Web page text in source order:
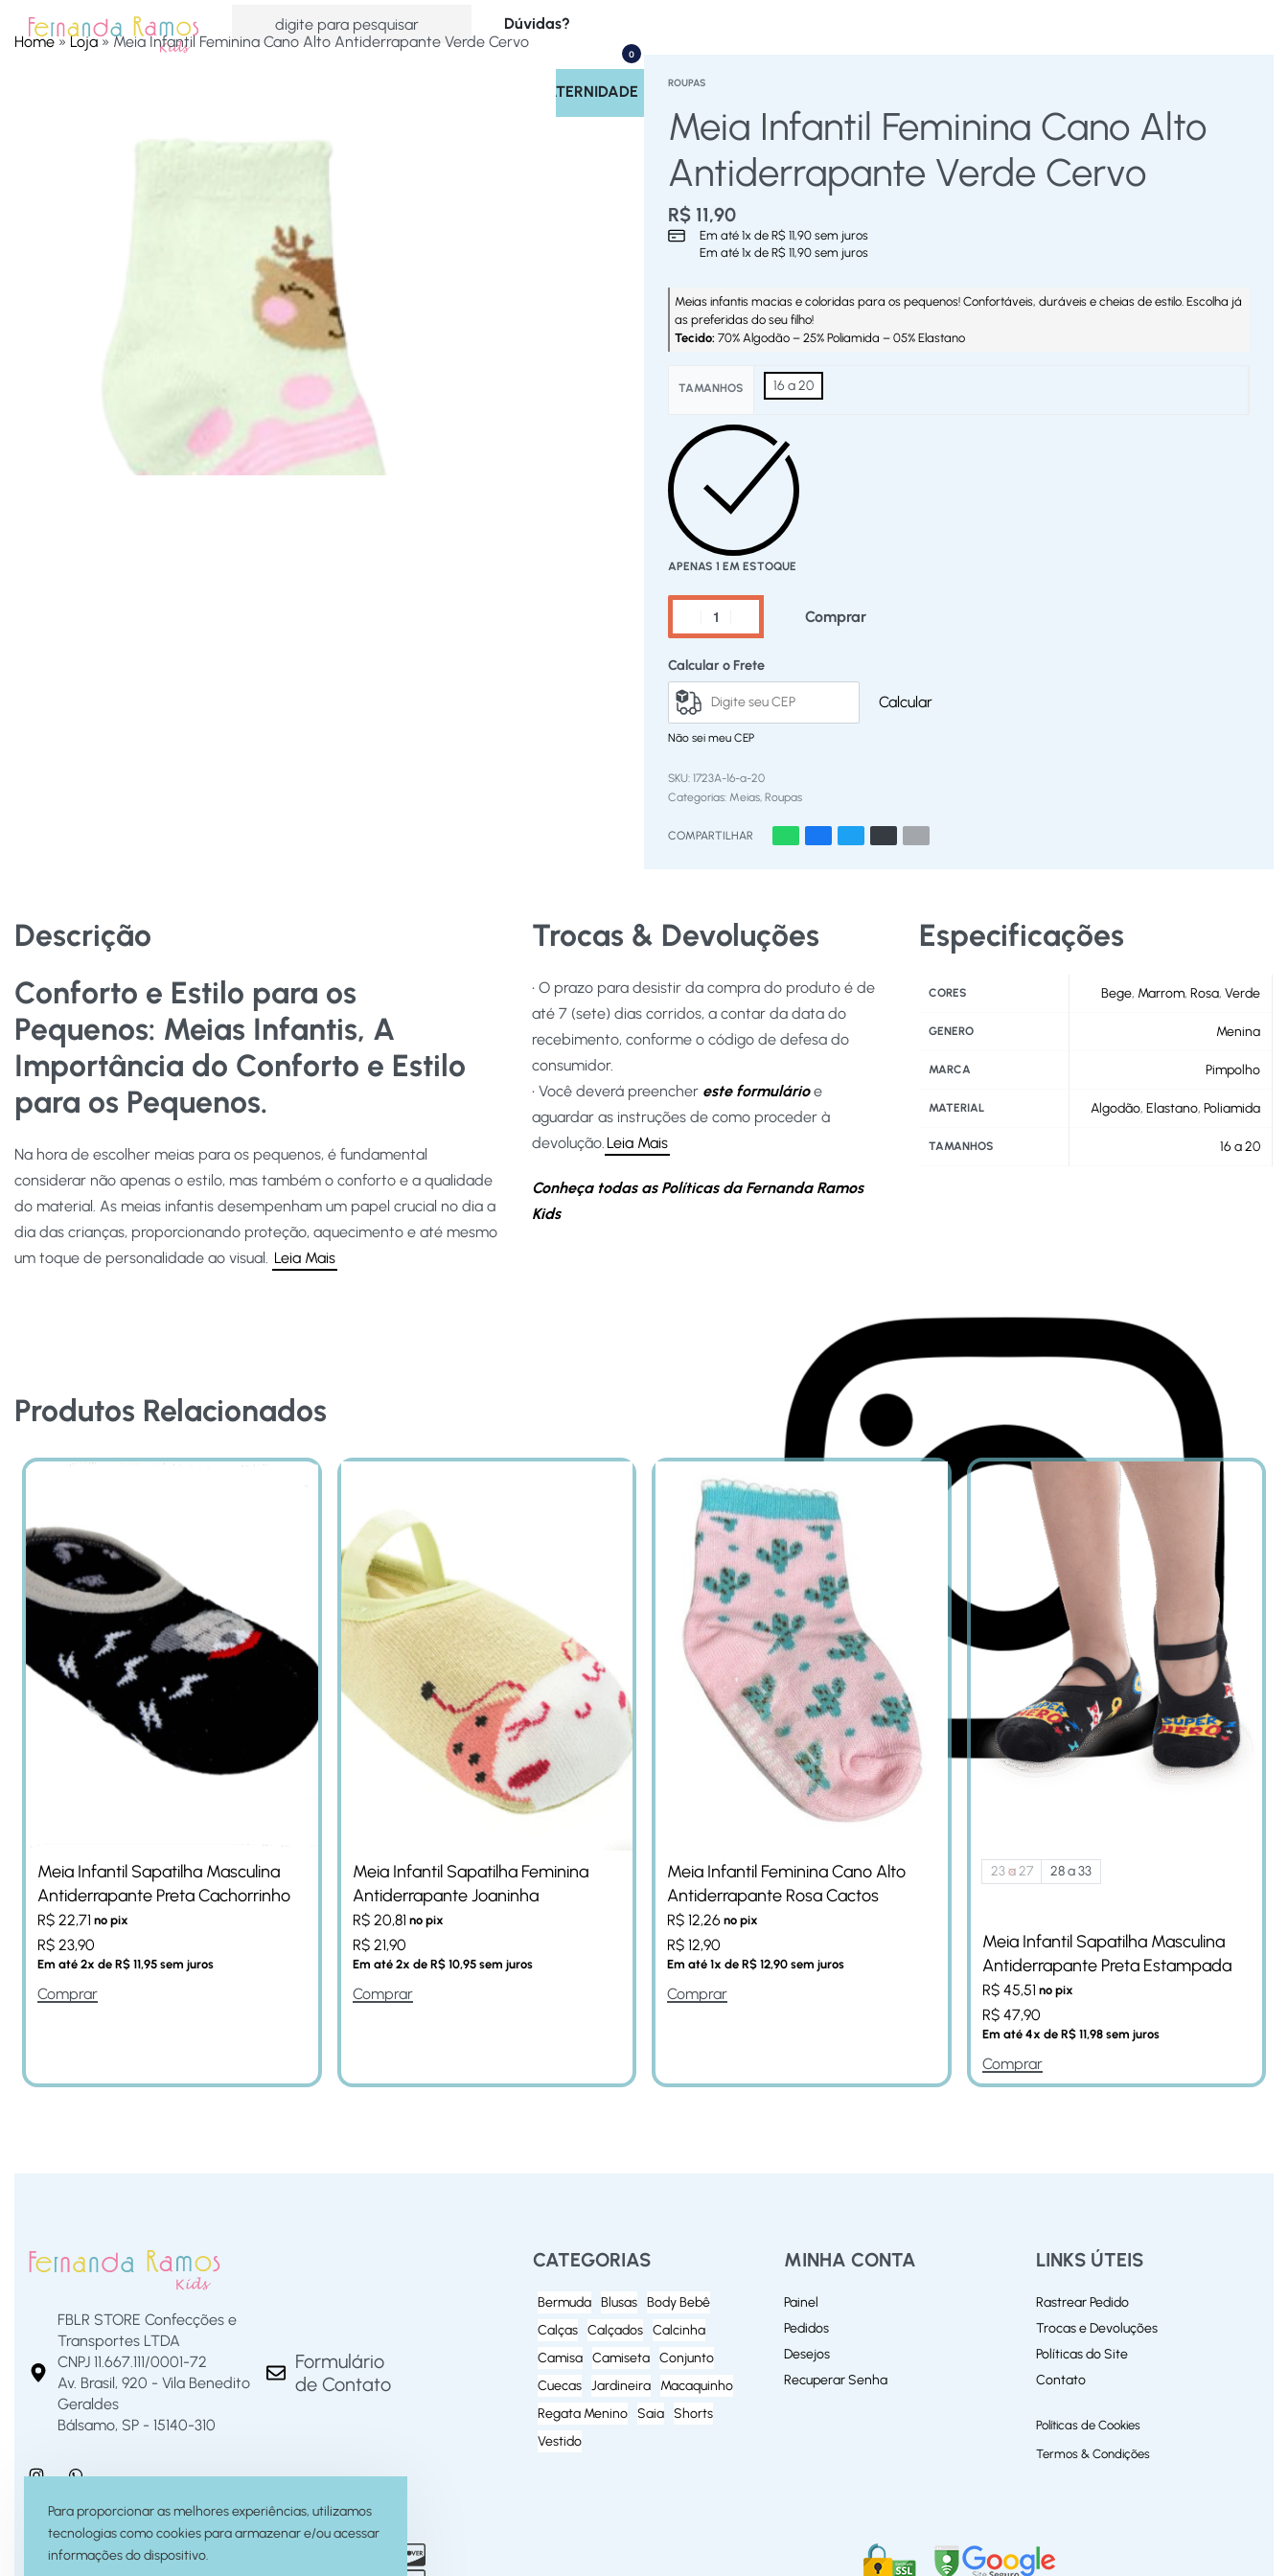
Dúvidas?
(17) 99713-4221
0
SAÍDA MATERNIDADE
Home»Loja»Meia Infantil Feminina Cano Alto Antiderrapante Verde Cervo
ROUPAS
Meia Infantil Feminina Cano Alto
Antiderrapante Verde Cervo
R$ 11,90
Em até 1x de R$ 11,90 sem juros
Em até 1x de R$ 11,90 sem juros
Meias infantis macias e coloridas para os pequenos! Confortáveis, duráveis e cheias de estilo. Escolha já
as preferidas do seu filho!
Tecido: 70% Algodão – 25% Poliamida – 05% Elastano
TAMANHOS 16 a 20
APENAS 1 EM ESTOQUE
Comprar
Calcular o Frete
Calcular
Não sei meu CEP
1723A-16-a-20
Categorias: Meias, Roupas
COMPARTILHAR
Descrição
Conforto e Estilo para os
Pequenos: Meias Infantis, A
Importância do Conforto e Estilo
para os Pequenos.
Na hora de escolher meias para os pequenos, é fundamental
considerar não apenas o estilo, mas também o conforto e a qualidade
do material. As meias infantis desempenham um papel crucial no dia a
dia das crianças, proporcionando proteção, aquecimento e até mesmo
um toque de personalidade ao visual. Leia Mais
Trocas & Devoluções
• O prazo para desistir da compra do produto é de
até 7 (sete) dias corridos, a contar da data do
recebimento, conforme o código de defesa do
consumidor.
• Você deverá preencher este formulárioe
aguardar as instruções de como proceder à
devolução. Leia Mais
Conheça todas as Políticas da Fernanda Ramos
Kids
Especificações
CORES Bege, Marrom,Rosa,Verde
GENERO Menina
MARCA Pimpolho
MATERIAL Algodão,Elastano,Poliamida
TAMANHOS 16 a 20
Produtos Relacionados
Meia Infantil Sapatilha Masculina
Antiderrapante Preta Cachorrinho
R$ 22,71 no pix
R$ 23,90
Em até 2x de R$ 11,95 sem juros
Comprar
Meia Infantil Sapatilha Feminina
Antiderrapante Joaninha
R$20,81 no pix
R$21,90
Em até 2x de R$10,95sem juros
Comprar
Meia Infantil Feminina Cano Alto
Antiderrapante Rosa Cactos
R$ 12,26 no pix
R$ 12,90
Em até 1x de R$ 12,90 sem juros
Comprar
23 a 27 28 a 33
Meia Infantil Sapatilha Masculina
Antiderrapante Preta Estampada
R$45,51 no pix
R$47,90
Em até 4x de R$11,98sem juros
Comprar
FBLR STORE Confecções e
Transportes LTDA
CNPJ 11.667.111/0001-72
Av. Brasil, 920 - Vila Benedito
Geraldes
Bálsamo, SP - 15140-310
Formulário
de Contato
CATEGORIAS
Bermuda Blusas
Body Bebê
Calças
Calçados
Calcinha
Camisa
Camiseta
Conjunto
Cuecas
Jardineira
Macaquinho
Regata Menino
Saia
Shorts
Vestido
MINHA CONTA
Painel
Pedidos
Desejos
Recuperar Senha
LINKS ÚTEIS
Rastrear Pedido
Trocas e Devoluções
Políticas do Site
Contato
Políticas de Cookies
Termos & Condições
Para proporcionar as melhores experiências, utilizamos
tecnologias como cookies para armazenar e/ou acessar
informações do dispositivo.